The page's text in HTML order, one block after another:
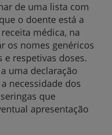
de uma lista com
o doente está a
médica, na
os nomes genéricos
respetivas doses.
uma declaração
necessidade dos
que
apresentação